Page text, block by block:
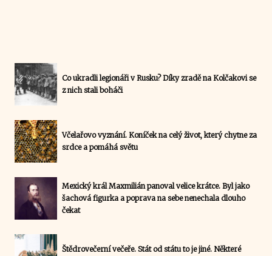
Co ukradli legionáři v Rusku? Díky zradě na Kolčakovi se
z nich stali boháči
Včelařovo vyznání. Koníček na celý život, který chytne za
srdce a pomáhá světu
Mexický král Maxmilián panoval velice krátce. Byl jako
šachová figurka a poprava na sebe nenechala dlouho
čekat
Štědrovečerní večeře. Stát od státu to je jiné. Některé